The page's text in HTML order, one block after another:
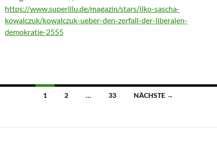
https://www.superillu.de/magazin/stars/ilko-sascha-
kowalczuk/kowalczuk-ueber-den-zerfall-der-liberalen-
demokratie-2555
Beitragsnavigation
1 2 … 33 NÄCHSTE →